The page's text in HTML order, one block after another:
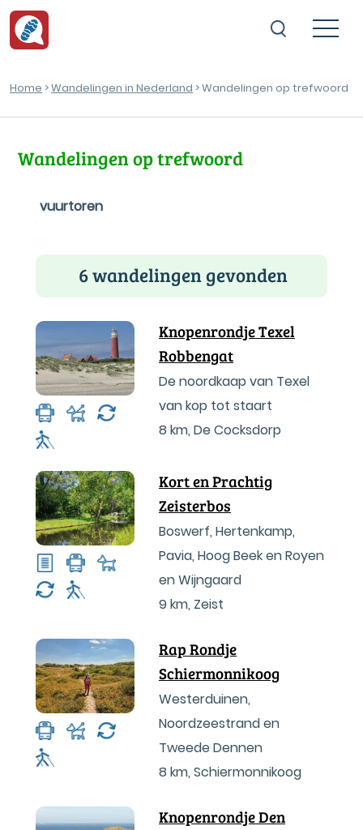
Home >Wandelingen in Nederland > Wandelingen op trefwoord
Wandelingen op trefwoord
vuurtoren
6 wandelingen gevonden
Knopenrondje Texel
Robbengat
De noordkaap van Texel
van kop tot staart
8 km, De Cocksdorp
Kort en Prachtig
Zeisterbos
Boswerf, Hertenkamp,
Pavia, Hoog Beek en Royen
en Wijngaard
9 km, Zeist
Rap Rondje
Schiermonnikoog
Westerduinen,
Noordzeestrand en
Tweede Dennen
8 km, Schiermonnikoog
Knopenrondje Den